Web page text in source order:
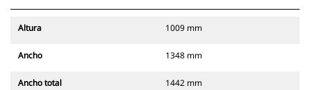
Altura 1009 mm
Ancho 1348 mm
Ancho total 1442 mm